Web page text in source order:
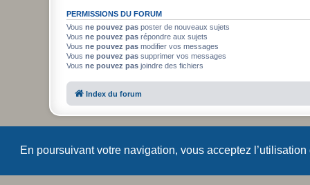
En poursuivant votre navigation, vous acceptez l’utilisation
PERMISSIONS DU FORUM
Vous ne pouvez pas poster de nouveaux sujets
Vous ne pouvez pas répondre aux sujets
Vous ne pouvez pas modifier vos messages
Vous ne pouvez pas supprimer vos messages
Vous ne pouvez pas joindre des fichiers
Index du forum